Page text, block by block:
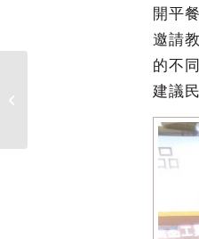
開平
邀請
的不
建議
114學年度開平餐飲學校新生入